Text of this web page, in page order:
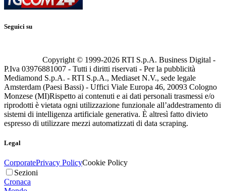
Seguici su
Copyright © 1999-2026 RTI S.p.A. Business Digital -
P.Iva 03976881007 - Tutti i diritti riservati - Per la pubblicità
Mediamond S.p.A. - RTI S.p.A., Mediaset N.V., sede legale
Amsterdam (Paesi Bassi) - Uffici Viale Europa 46, 20093 Cologno
Monzese (MI)Rispetto ai contenuti e ai dati personali trasmessi e/o
riprodotti è vietata ogni utilizzazione funzionale all’addestramento di
sistemi di intelligenza artificiale generativa. È altresì fatto divieto
espresso di utilizzare mezzi automatizzati di data scraping.
Legal
CorporatePrivacy PolicyCookie Policy
Sezioni
Cronaca